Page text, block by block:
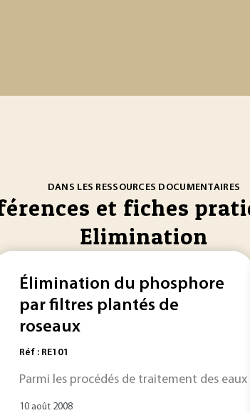
DANS LES RESSOURCES DOCUMENTAIRES
et fiches
Elimination
intitulé «Élimination
Élimination du phosphore
par filtres plantés de
roseaux
Réf : RE101
Parmi les procédés de traitement des
10 août 2008